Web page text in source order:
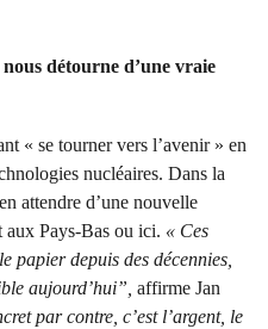
détourne d’une vraie
« se tourner vers l’avenir » en
nucléaires. Dans la
attendre d’une nouvelle
aux Pays-Bas ou ici. « Ces
papier depuis des décennies,
aujourd’hui”, affirme Jan
par contre, c’est l’argent, le